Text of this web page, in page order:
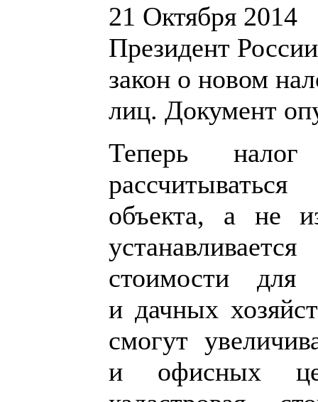
21 Октября 2014
Президент
закон о новом
лиц. Документ
Теперь
объекта, а не
стоимости
и дачных
смогут
и офисных